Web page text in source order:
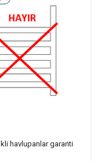
havlupanlar garanti